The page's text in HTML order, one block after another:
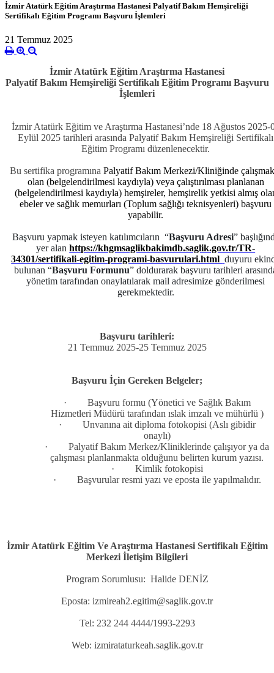
İzmir Atatürk Eğitim Araştırma Hastanesi Palyatif Bakım Hemşireliği
Sertifikalı Eğitim Programı Başvuru İşlemleri
21 Temmuz 2025
İzmir Atatürk Eğitim Araştırma Hastanesi
Palyatif Bakım Hemşireliği Sertifikalı Eğitim Programı Başvuru
İşlemleri
İzmir Atatürk Eğitim ve Araştırma Hastanesi’nde 18 Ağustos 2025-
Eylül 2025 tarihleri arasında Palyatif Bakım Hemşireliği Sertifikalı
Eğitim Programı düzenlenecektir.
Bu sertifika programınaPalyatif Bakım Merkezi/Kliniğinde
olan (belgelendirilmesi kaydıyla) veya çalıştırılması planlanan
(belgelendirilmesi kaydıyla) hemşireler, hemşirelik yetkisi almış
ebeler ve sağlık memurları (Toplum sağlığı teknisyenleri) başvuru
yapabilir.
Başvuru yapmak isteyen katılımcıların “Başvuru Adresi”
yer alanhttps://khgmsaglikbakimdb.saglik.gov.tr/TR-
34301/sertifikali-egitim-programi-basvurulari.html duyuru
bulunan “Başvuru Formunu” doldurarak başvuru tarihleri
yönetim tarafından onaylatılarak mail adresimize gönderilmesi
gerekmektedir.
Başvuru tarihleri:
21 Temmuz 2025-25 Temmuz 2025
Başvuru İçin Gereken Belgeler;
·
Başvuru formu (Yönetici ve Sağlık Bakım
Hizmetleri Müdürü tarafından ıslak imzalı ve mühürlü )
·
Unvanına ait diploma fotokopisi (Aslı gibidir
onaylı)
·
Palyatif Bakım Merkez/Kliniklerinde çalışıyor ya da
çalışması planlanmakta olduğunu belirten kurum yazısı.
·
Kimlik fotokopisi
·
Başvurular resmi yazı ve eposta ile yapılmalıdır.
İzmir Atatürk Eğitim Ve Araştırma Hastanesi Sertifikalı Eğitim
Merkezi İletişim Bilgileri
Program Sorumlusu: Halide DENİZ
Eposta: izmireah2.egitim@saglik.gov.tr
Tel: 232 244 4444/1993-2293
Web: izmirataturkeah.saglik.gov.tr